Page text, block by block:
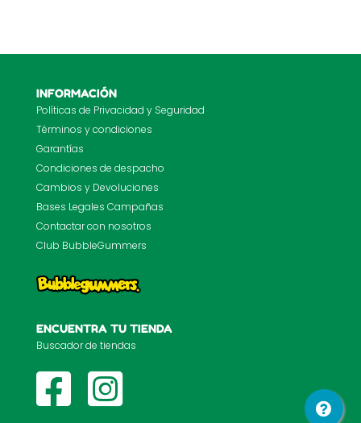
INFORMACIÓN
Políticas de Privacidad y Seguridad
Términos y condiciones
Garantías
Condiciones de despacho
Cambios y Devoluciones
Bases Legales Campañas
Contactar con nosotros
Club BubbleGummers
ENCUENTRA TU TIENDA
Buscador de tiendas